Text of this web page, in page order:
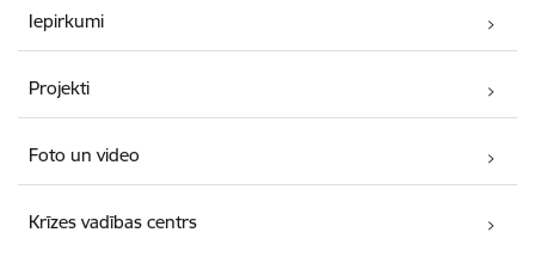
Iepirkumi
Projekti
Foto un video
Krīzes vadības centrs